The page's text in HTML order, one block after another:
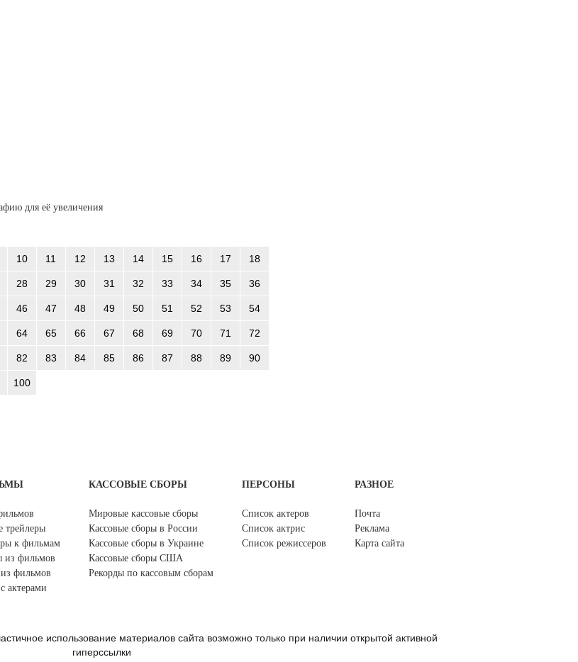
для её увеличения
10 11 12 13 14 15 16 17 18
28 29 30 31 32 33 34 35 36
46 47 48 49 50 51 52 53 54
64 65 66 67 68 69 70 71 72
82 83 84 85 86 87 88 89 90
100
трейлеры
к фильмам
из фильмов
фильмов
актерами
КАССОВЫЕ СБОРЫ
Мировые кассовые сборы
Кассовые сборы в России
Кассовые сборы в Украине
Кассовые сборы США
Рекорды по кассовым сборам
ПЕРСОНЫ
Список актеров
Список актрис
Список режиссеров
РАЗНОЕ
Почта
Реклама
Карта сайта
использование материалов сайта возможно только при наличии открытой активной
гиперссылки